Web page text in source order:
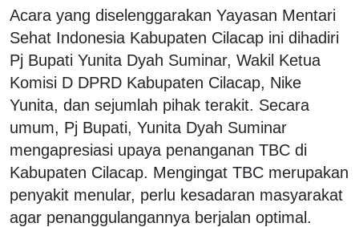
Acara yang diselenggarakan Yayasan Mentari
Sehat Indonesia Kabupaten Cilacap ini dihadiri
Pj Bupati Yunita Dyah Suminar, Wakil Ketua
Komisi D DPRD Kabupaten Cilacap, Nike
Yunita, dan sejumlah pihak terakit. Secara
umum, Pj Bupati, Yunita Dyah Suminar
mengapresiasi upaya penanganan TBC di
Kabupaten Cilacap. Mengingat TBC merupakan
penyakit menular, perlu kesadaran masyarakat
agar penanggulangannya berjalan optimal.